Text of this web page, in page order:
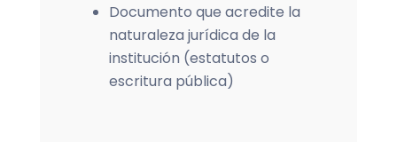
Documento que acredite la
naturaleza jurídica de la
institución (estatutos o
escritura pública)